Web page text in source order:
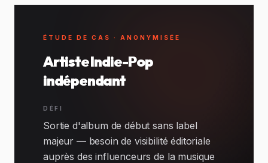
ÉTUDE DE CAS · ANONYMISÉE
Artiste Indie-Pop
indépendant
DÉFI
Sortie d'album de début sans label
majeur — besoin de visibilité éditoriale
auprès des influenceurs de la musique